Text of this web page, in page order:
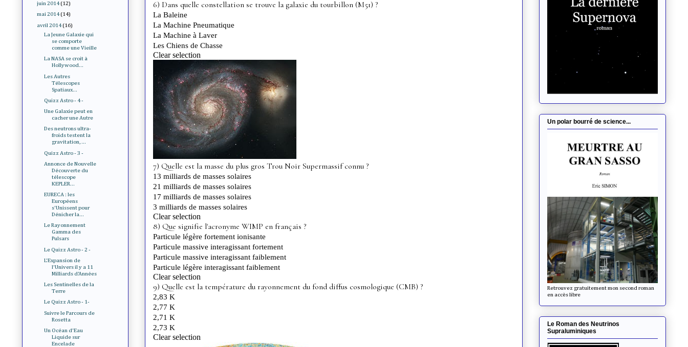
juin 2014 (12)
mai 2014 (14)
avril 2014 (16)
La Jeune Galaxie qui
se comporte
comme une Vieille
La NASA se croit à
Hollywood...
Les Autres
Télescopes
Spatiaux...
Quizz Astro - 4 -
Une Galaxie peut en
cacher une Autre
Des neutrons ultra-
froids testent la
gravitation, ...
Quizz Astro - 3 -
Annonce de Nouvelle
Découverte du
télescope
KEPLER...
EURECA : les
Européens
s'Unissent pour
Dénicher la...
Le Rayonnement
Gamma des
Pulsars
Le Quizz Astro - 2 -
L'Expansion de
l'Univers il y a 11
Milliards d'Années
Les Sentinelles de la
Terre
Le Quizz Astro - 1-
Suivre le Parcours de
Rosetta
Un Océan d'Eau
Liquide sur
Encelade
Un polar bourré de science...
Retrouvez gratuitement mon second roman
en accès libre
Le Roman des Neutrinos
Supraluminiques